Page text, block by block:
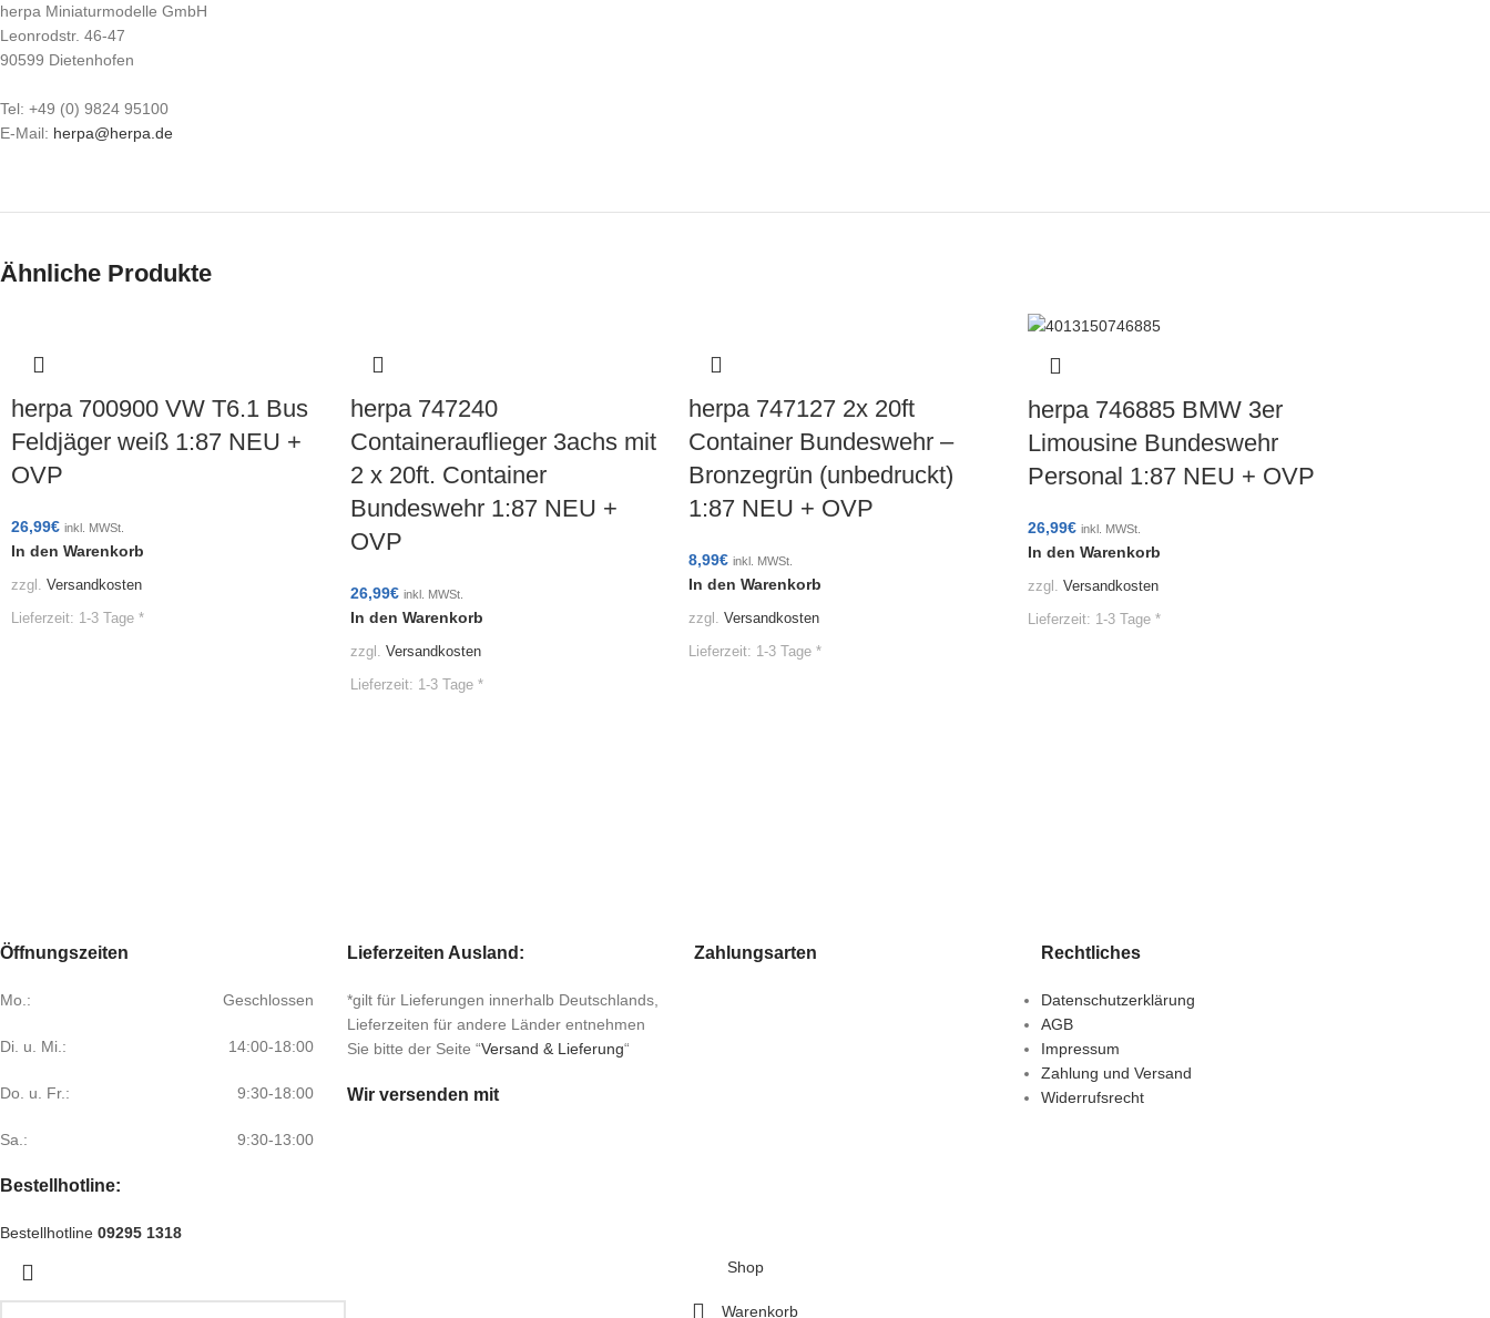
herpa Miniaturmodelle GmbH
Leonrodstr. 46-47
90599 Dietenhofen
Tel: +49 (0) 9824 95100
E-Mail: herpa@herpa.de
Ähnliche Produkte
herpa 700900 VW T6.1 Bus
Feldjäger weiß 1:87 NEU +
OVP
26,99€ inkl. MWSt.
In den Warenkorb
zzgl. Versandkosten
Lieferzeit: 1-3 Tage *
herpa 747240
Containerauflieger 3achs mit
2 x 20ft. Container
Bundeswehr 1:87 NEU +
OVP
26,99€ inkl. MWSt.
In den Warenkorb
zzgl. Versandkosten
Lieferzeit: 1-3 Tage *
herpa 747127 2x 20ft
Container Bundeswehr –
Bronzegrün (unbedruckt)
1:87 NEU + OVP
8,99€ inkl. MWSt.
In den Warenkorb
zzgl. Versandkosten
Lieferzeit: 1-3 Tage *
herpa 746885 BMW 3er
Limousine Bundeswehr
Personal 1:87 NEU + OVP
26,99€ inkl. MWSt.
In den Warenkorb
zzgl. Versandkosten
Lieferzeit: 1-3 Tage *
Öffnungszeiten
Mo.: Geschlossen
Di. u. Mi.: 14:00-18:00
Do. u. Fr.: 9:30-18:00
Sa.: 9:30-13:00
Bestellhotline:
Bestellhotline 09295 1318
Lieferzeiten Ausland:
*gilt für Lieferungen innerhalb Deutschlands,
Lieferzeiten für andere Länder entnehmen
Sie bitte der Seite “Versand & Lieferung“
Wir versenden mit
Zahlungsarten Rechtliches
Datenschutzerklärung
AGB
Impressum
Zahlung und Versand
Widerrufsrecht
Shop
Warenkorb